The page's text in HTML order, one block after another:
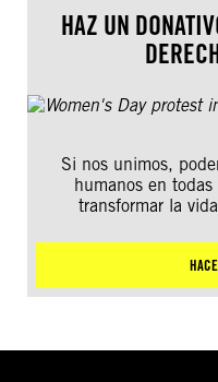
HAZ UN
Si nos unimos,
humanos en
transformar la